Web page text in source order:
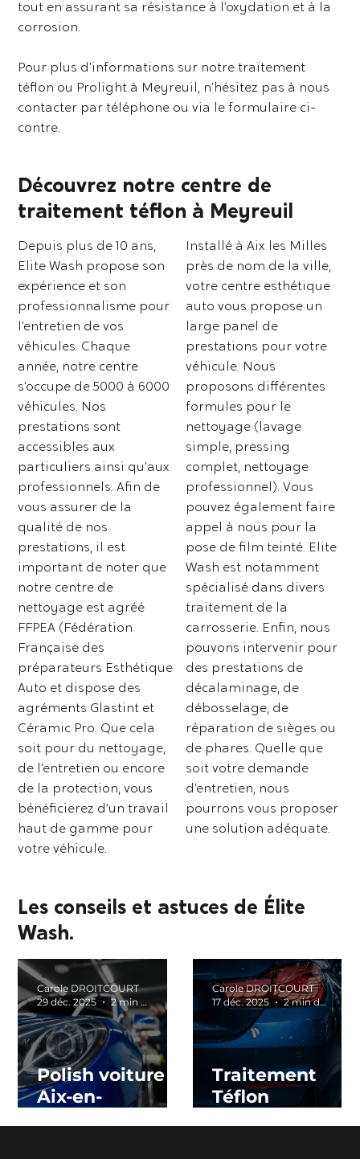
tout en assurant sa résistance à l’oxydation et à la
corrosion.
Pour plus d’informations sur notre traitement
téflon ou Prolight à Meyreuil, n’hésitez pas à nous
contacter par téléphone ou via le formulaire ci-
contre.
Découvrez notre centre de
traitement téflon à Meyreuil
Depuis plus de 10 ans,
Elite Wash propose son
expérience et son
professionnalisme pour
l’entretien de vos
véhicules. Chaque
année, notre centre
s’occupe de 5000 à 6000
véhicules. Nos
prestations sont
accessibles aux
particuliers ainsi qu’aux
professionnels. Afin de
vous assurer de la
qualité de nos
prestations, il est
important de noter que
notre centre de
nettoyage est agréé
FFPEA (Fédération
Française des
préparateurs Esthétique
Auto et dispose des
agréments Glastint et
Céramic Pro. Que cela
soit pour du nettoyage,
de l’entretien ou encore
de la protection, vous
bénéficierez d’un travail
haut de gamme pour
votre véhicule.
Installé à Aix les Milles
près de nom de la ville,
votre centre esthétique
auto vous propose un
large panel de
prestations pour votre
véhicule. Nous
proposons différentes
formules pour le
nettoyage (lavage
simple, pressing
complet, nettoyage
professionnel). Vous
pouvez également faire
appel à nous pour la
pose de film teinté. Elite
Wash est notamment
spécialisé dans divers
traitement de la
carrosserie. Enfin, nous
pouvons intervenir pour
des prestations de
décalaminage, de
débosselage, de
réparation de sièges ou
de phares. Quelle que
soit votre demande
d’entretien, nous
pourrons vous proposer
une solution adéquate.
Les conseils et astuces de Élite
Wash.
Polish voiture
Aix-en-
Carole DROITCOURT
29 déc. 2025
2 min de lecture
Traitement
Téflon
Carole DROITCOURT
17 déc. 2025
2 min de lecture